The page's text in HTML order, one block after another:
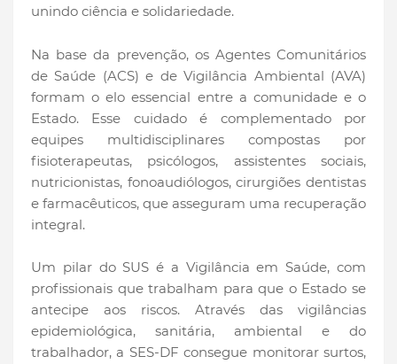
unindo ciência e solidariedade.
Na base da prevenção, os Agentes Comunitários
de Saúde (ACS) e de Vigilância Ambiental (AVA)
formam o elo essencial entre a comunidade e o
Estado. Esse cuidado é complementado por
equipes multidisciplinares compostas por
fisioterapeutas, psicólogos, assistentes sociais,
nutricionistas, fonoaudiólogos, cirurgiões dentistas
e farmacêuticos, que asseguram uma recuperação
integral.
Um pilar do SUS é a Vigilância em Saúde, com
profissionais que trabalham para que o Estado se
antecipe aos riscos. Através das vigilâncias
epidemiológica, sanitária, ambiental e do
trabalhador, a SES-DF consegue monitorar surtos,